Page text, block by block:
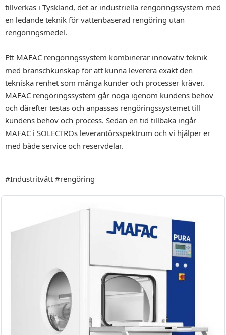
tillverkas i Tyskland, det är industriella rengöringssystem med
en ledande teknik för vattenbaserad rengöring utan
rengöringsmedel.
Ett MAFAC rengöringssystem kombinerar innovativ teknik
med branschkunskap för att kunna leverera exakt den
tekniska renhet som många kunder och processer kräver.
MAFAC rengöringssystem går noga igenom kundens behov
och därefter testas och anpassas rengöringssystemet till
kundens behov och process. Sedan en tid tillbaka ingår
MAFAC i SOLECTROs leverantörsspektrum och vi hjälper er
med både service och reservdelar.
#Industritvätt #rengöring